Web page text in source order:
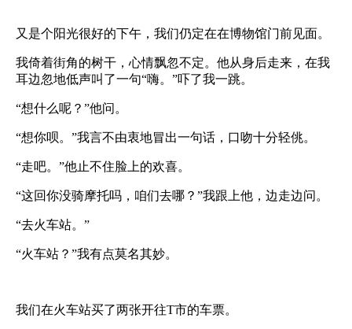
又是个阳光很好的下午，我们仍定在在博物馆门前见面。
我倚着街角的树干，心情飘忽不定。他从身后走来，在我
耳边忽地低声叫了一句“嗨。”吓了我一跳。
“想什么呢？”他问。
“想你呗。”我言不由衷地冒出一句话，口吻十分轻佻。
“走吧。”他止不住脸上的欢喜。
“这回你没骑摩托吗，咱们去哪？”我跟上他，边走边问。
“去火车站。”
“火车站？”我有点莫名其妙。
我们在火车站买了两张开往T市的车票。